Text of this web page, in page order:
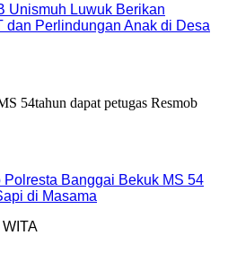
Unismuh Luwuk Berikan
dan Perlindungan Anak di Desa
Banggai Bekuk MS 54
di Masama